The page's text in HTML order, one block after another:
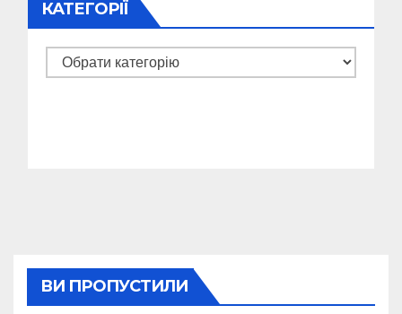
КАТЕГОРІЇ
Категорії
ВИ ПРОПУСТИЛИ